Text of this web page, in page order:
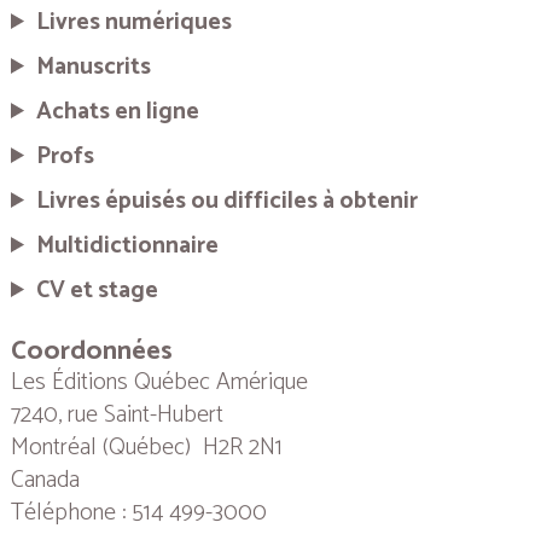
Livres numériques
Manuscrits
Achats en ligne
Profs
Livres épuisés ou difficiles à obtenir
Multidictionnaire
CV et stage
Coordonnées
Les Éditions Québec Amérique
7240, rue Saint-Hubert
Montréal (Québec) H2R 2N1
Canada
Téléphone : 514 499-3000